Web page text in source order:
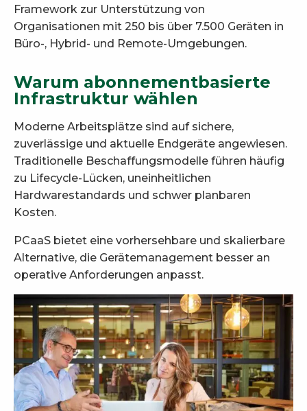
Framework zur Unterstützung von
Organisationen mit 250 bis über 7.500 Geräten in
Büro-, Hybrid- und Remote-Umgebungen.
Warum abonnementbasierte
Infrastruktur wählen
Moderne Arbeitsplätze sind auf sichere,
zuverlässige und aktuelle Endgeräte angewiesen.
Traditionelle Beschaffungsmodelle führen häufig
zu Lifecycle-Lücken, uneinheitlichen
Hardwarestandards und schwer planbaren
Kosten.
PCaaS bietet eine vorhersehbare und skalierbare
Alternative, die Gerätemanagement besser an
operative Anforderungen anpasst.